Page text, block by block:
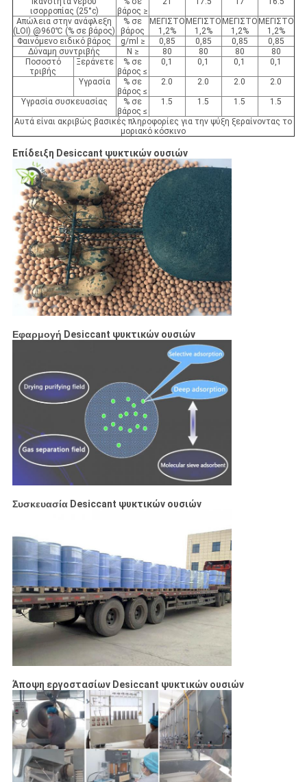
ισορροπίας (25°c)
βάρος ≥
Απώλεια στην ανάφλεξη
(LOI) @960℃ (% σε βάρος)
% σε
βάρος
ΜΕΓΙΣΤΟ
1,2%
ΜΕΓΙΣΤΟ
1,2%
ΜΕΓΙΣΤΟ
1,2%
ΜΕΓΙΣΤΟ
1,2%
Φαινόμενο ειδικό βάρος
g/ml ≥ 0,85 0,85 0,85
0,85
Δύναμη συντριβής
Ν ≥ 80 80 80
80
Ποσοστό
τριβής
Ξεράνετε
% σε
βάρος ≤
0,1 0,1 0,1 0,1
Υγρασία
% σε
βάρος ≤
2.0 2.0 2.0 2.0
Υγρασία συσκευασίας
% σε
βάρος ≤
1.5 1.5 1.5 1.5
Αυτά είναι ακριβώς βασικές πληροφορίες για την ψύξη ξεραίνοντας το
μοριακό κόσκινο
Επίδειξη Desiccant ψυκτικών ουσιών
Εφαρμογή Desiccant ψυκτικών ουσιών
ΣυσκευασίαDesiccant ψυκτικών ουσιών
Άποψη εργοστασίων Desiccant ψυκτικών ουσιών